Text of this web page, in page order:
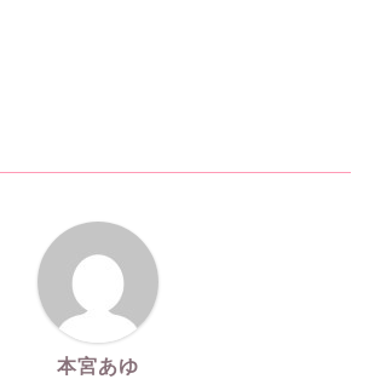
本宮あゆ